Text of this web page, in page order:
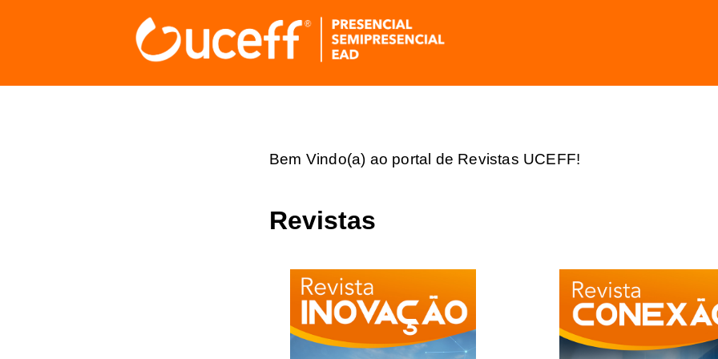
Bem Vindo(a) ao portal de Revistas UCEFF!
Revistas